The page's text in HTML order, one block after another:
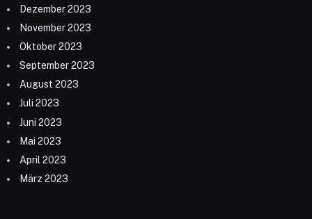
Dezember 2023
November 2023
Oktober 2023
September 2023
August 2023
Juli 2023
Juni 2023
Mai 2023
April 2023
März 2023